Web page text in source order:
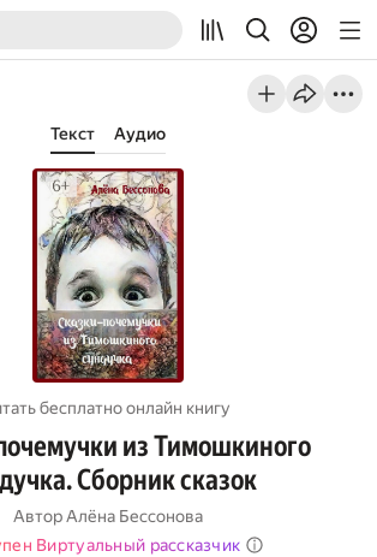
Текст Аудио
бесплатно онлайн книгу
из Тимошкиного
Сборник сказок
АвторАлёна Бессонова
Виртуальный рассказчик